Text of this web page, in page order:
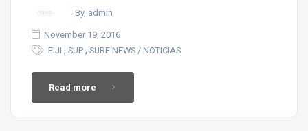
By, admin
November 19, 2016
FIJI , SUP , SURF NEWS / NOTICIAS
Read more